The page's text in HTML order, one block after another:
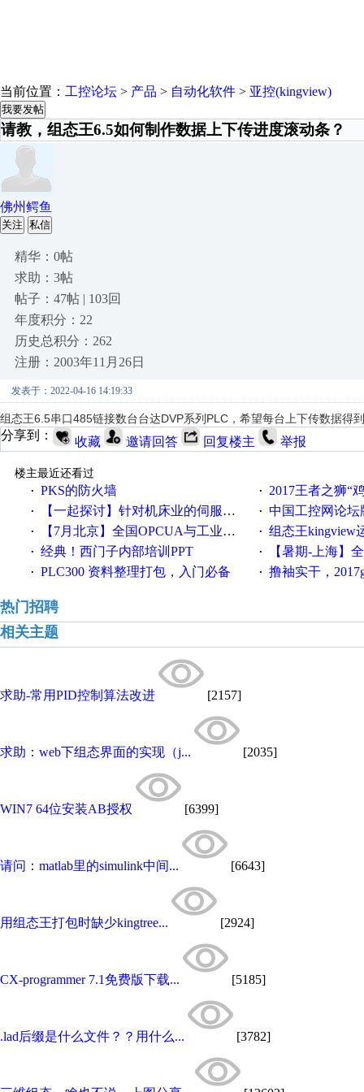
当前位置： 工控论坛 > 产品 > 自动化软件 > 亚控(kingview)
我要发帖
请教，组态王6.5如何制作数据上下传进度滚动条？
佛州鳄鱼
关注 私信
精华：0帖
求助：3帖
帖子：47帖 | 103回
年度积分：22
历史总积分：262
注册：2003年11月26日
发表于：2022-04-16 14:19:33
组态王6.5串口485链接数台台达DVP系列PLC，希望每台上下传数据得
分享到： 收藏 邀请回答 回复楼主 举报
楼主最近还看过
· PKS的防火墙 · 2017王者之狮“鸡”情签到
· 【一起探讨】针对机床业的伺服系统发展，您的期望是什么？ · 中国工控网论坛版
· 【7月北京】全国OPCUA与工业互联技术培训班通知！ · 组态王kingview
· 经典！西门子内部培训PPT · 【暑期-上海】全国工业
· PLC300 资料整理打包，入门必备 · 撸袖实干，2017gongkong®第
热门招聘
相关主题
求助-常用PID控制算法改进 [2157]
求助：web下组态界面的实现（j... [2035]
WIN7 64位安装AB授权 [6399]
请问：matlab里的simulink中间... [6643]
用组态王打包时缺少kingtree... [2924]
CX-programmer 7.1免费版下载... [5185]
.lad后缀是什么文件？？用什么... [3782]